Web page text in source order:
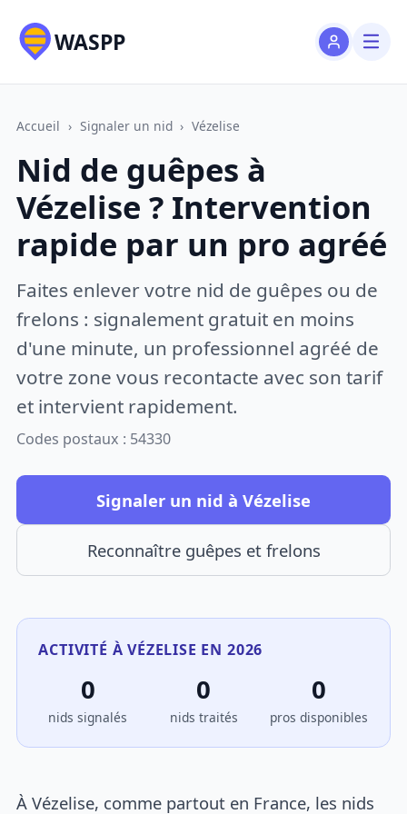
WASPP
Accueil › Signaler un nid › Vézelise
Nid de guêpes à
Vézelise ? Intervention
rapide par un pro agréé
Faites enlever votre nid de guêpes ou de
frelons : signalement gratuit en moins
d'une minute, un professionnel agréé de
votre zone vous recontacte avec son tarif
et intervient rapidement.
Codes postaux : 54330
Signaler un nid à Vézelise
Reconnaître guêpes et frelons
ACTIVITÉ À VÉZELISE EN 2026
0
nids signalés
0
nids traités
0
pros disponibles
À Vézelise, comme partout en France, les nids